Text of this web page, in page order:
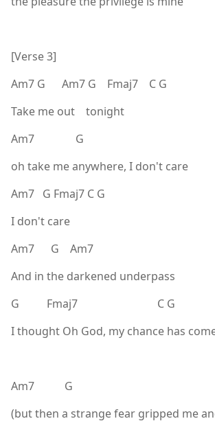
[Verse 3]
Am7 G Am7 G Fmaj7 C G
Take me out tonight
Am7 G
oh take me anywhere, I don't care
Am7 G Fmaj7 C G
I don't care
Am7 G Am7
And in the darkened underpass
G Fmaj7 C G
I thought Oh God, my chance has
Am7 G
(but then a strange fear gripped me